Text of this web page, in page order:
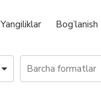
Yangiliklar Bog’lanish